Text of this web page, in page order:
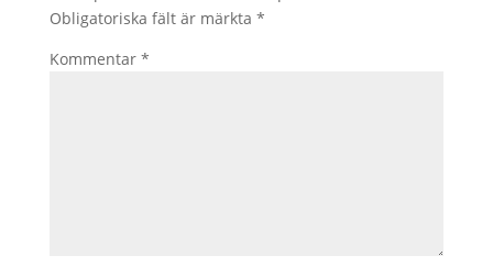
Obligatoriska fält är märkta *
Kommentar *